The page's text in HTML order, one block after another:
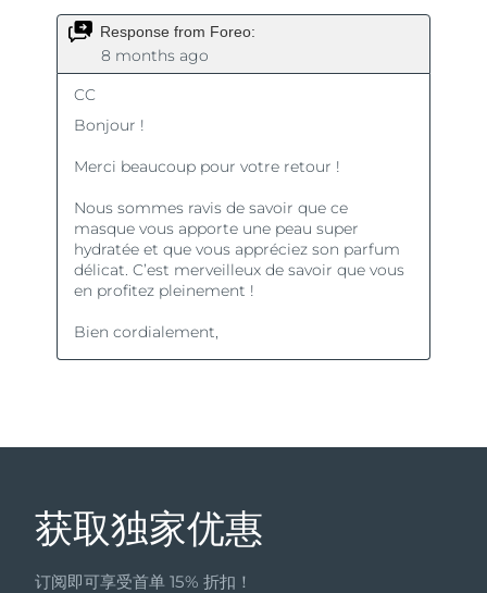
获取独家优惠
订阅即可享受首单 15% 折扣！